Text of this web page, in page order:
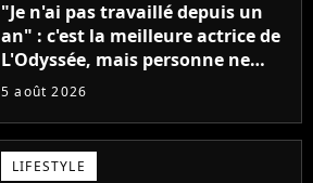
"Je n'ai pas travaillé depuis un
an" : c'est la meilleure actrice de
L'Odyssée, mais personne ne
veut lui donner de rôle au
5 août 2026
LIFESTYLE